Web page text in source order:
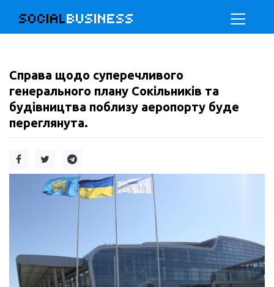
SOCIALBUSINESS
Справа щодо суперечливого
генерального плану Сокільників та
будівництва поблизу аеропорту буде
переглянута.